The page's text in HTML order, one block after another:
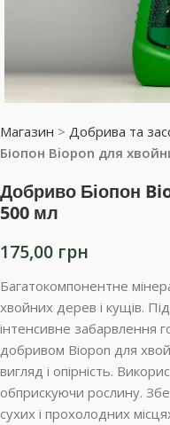
Магазин > Добрива та
Біопон Biopon для
Добриво Біопон
500 мл
175,00 грн
Багатокомпонентне
хвойних дерев і кущів.
інтенсивне забарвлення
добривом Biopon для
вигляд і опірність.
обприскуючи рослину.
сухих і прохолодних